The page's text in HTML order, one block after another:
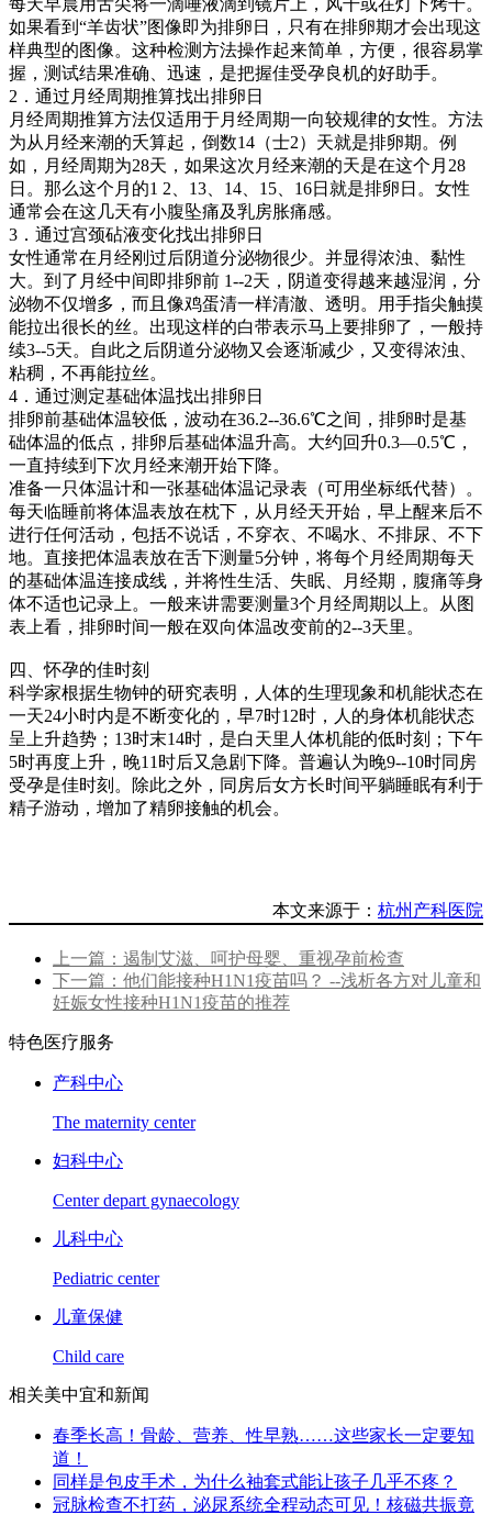
如果看到“羊齿状”图像即为排卵日，只有在排卵期才会出现这
样典型的图像。这种检测方法操作起来简单，方便，很容易掌
握，测试结果准确、迅速，是把握佳受孕良机的好助手。
2．通过月经周期推算找出排卵日
月经周期推算方法仅适用于月经周期一向较规律的女性。方法
为从月经来潮的夭算起，倒数14（士2）天就是排卵期。例
如，月经周期为28天，如果这次月经来潮的天是在这个月28
日。那么这个月的1 2、13、14、15、16日就是排卵日。女性
通常会在这几天有小腹坠痛及乳房胀痛感。
3．通过宫颈砧液变化找出排卵日
女性通常在月经刚过后阴道分泌物很少。并显得浓浊、黏性
大。到了月经中间即排卵前 1--2天，阴道变得越来越湿润，分
泌物不仅增多，而且像鸡蛋清一样清澈、透明。用手指尖触摸
能拉出很长的丝。出现这样的白带表示马上要排卵了，一般持
续3--5天。自此之后阴道分泌物又会逐渐减少，又变得浓浊、
粘稠，不再能拉丝。
4．通过测定基础体温找出排卵日
排卵前基础体温较低，波动在36.2--36.6℃之间，排卵时是基
础体温的低点，排卵后基础体温升高。大约回升0.3—0.5℃，
一直持续到下次月经来潮开始下降。
准备一只体温计和一张基础体温记录表（可用坐标纸代替）。
每天临睡前将体温表放在枕下，从月经天开始，早上醒来后不
进行任何活动，包括不说话，不穿衣、不喝水、不排尿、不下
地。直接把体温表放在舌下测量5分钟，将每个月经周期每天
的基础体温连接成线，并将性生活、失眠、月经期，腹痛等身
体不适也记录上。一般来讲需要测量3个月经周期以上。从图
表上看，排卵时间一般在双向体温改变前的2--3天里。
四、怀孕的佳时刻
科学家根据生物钟的研究表明，人体的生理现象和机能状态在
一天24小时内是不断变化的，早7时12时，人的身体机能状态
呈上升趋势；13时末14时，是白天里人体机能的低时刻；下午
5时再度上升，晚11时后又急剧下降。普遍认为晚9--10时同房
受孕是佳时刻。除此之外，同房后女方长时间平躺睡眠有利于
精子游动，增加了精卵接触的机会。
本文来源于： 杭州产科医院
上一篇：遏制艾滋、呵护母婴、重视孕前检查
下一篇：他们能接种H1N1疫苗吗？ --浅析各方对儿童和
妊娠女性接种H1N1疫苗的推荐
特色医疗服务
产科中心
The maternity center
妇科中心
Center depart gynaecology
儿科中心
Pediatric center
儿童保健
Child care
相关美中宜和新闻
春季长高！骨龄、营养、性早熟……这些家长一定要知
道！
同样是包皮手术，为什么袖套式能让孩子几乎不疼？
冠脉检查不打药，泌尿系统全程动态可见！核磁共振竟